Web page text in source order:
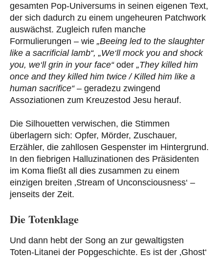
gesamten Pop-Universums in seinen eigenen Text,
der sich dadurch zu einem ungeheuren Patchwork
auswächst. Zugleich rufen manche
Formulierungen – wie „Beeing led to the slaughter
like a sacrificial lamb“, „We‘ll mock you and shock
you, we‘ll grin in your face“ oder „They killed him
once and they killed him twice / Killed him like a
human sacrifice“ – geradezu zwingend
Assoziationen zum Kreuzestod Jesu herauf.
Die Silhouetten verwischen, die Stimmen
überlagern sich: Opfer, Mörder, Zuschauer,
Erzähler, die zahllosen Gespenster im Hintergrund.
In den fiebrigen Halluzinationen des Präsidenten
im Koma fließt all dies zusammen zu einem
einzigen breiten ‚Stream of Unconsciousness‘ –
jenseits der Zeit.
Die Totenklage
Und dann hebt der Song an zur gewaltigsten
Toten-Litanei der Popgeschichte. Es ist der ‚Ghost‘